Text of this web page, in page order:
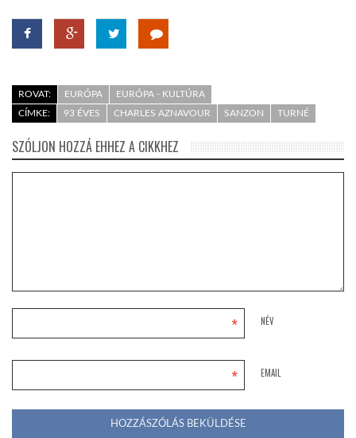
ROVAT: EURÓPA
EURÓPA - KULTÚRA
CÍMKE:
93 ÉVES CHARLES AZNAVOUR SANZON TURNÉ
SZÓLJON HOZZÁ EHHEZ A CIKKHEZ
NÉV
*
EMAIL
*